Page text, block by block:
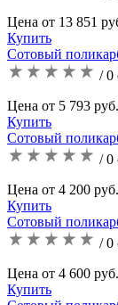
Цена от 13 851
Купить
Сотовый
/ 0
Цена от 5 793
Купить
Сотовый
/ 0
Цена от 4 200
Купить
Сотовый
/ 0
Цена от 4 600
Купить